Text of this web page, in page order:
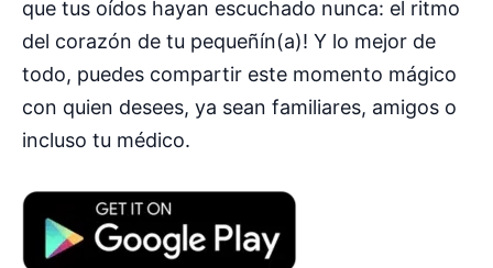
que tus oídos hayan escuchado nunca: el ritmo
del corazón de tu pequeñín(a)! Y lo mejor de
todo, puedes compartir este momento mágico
con quien desees, ya sean familiares, amigos o
incluso tu médico.